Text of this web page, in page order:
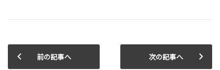
前の記事へ 次の記事へ